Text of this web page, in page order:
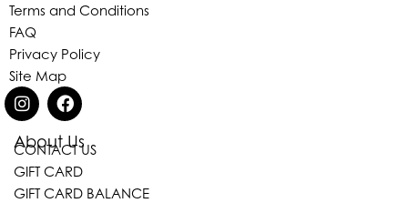
About Us
CONTACT US
GIFT CARD
GIFT CARD BALANCE
Terms and Conditions
FAQ
Privacy Policy
Site Map
Eleganza Israel